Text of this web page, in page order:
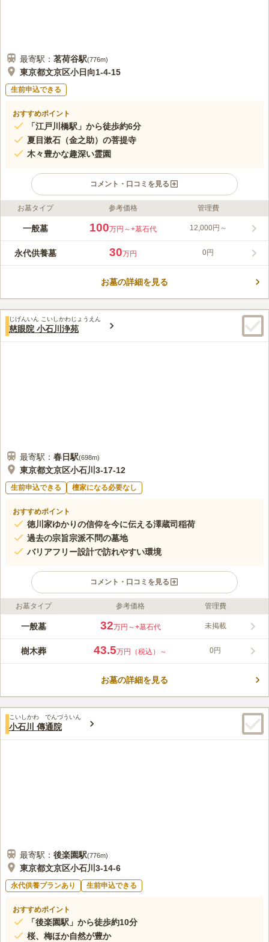
最寄駅： 茗荷谷駅(776m)
東京都文京区小日向1-4-15
生前申込できる
おすすめポイント
「江戸川橋駅」から徒歩約6分
夏目漱石（金之助）の菩提寺
木々豊かな趣深い霊園
コメント・口コミを見る
ライフドット編集部のコメント
東京メトロ有楽町線「江戸川橋駅」から歩いて6分ほどの場所に
ます。ハナモモ（花桃）の一品種で「紅白咲分けの桃」と呼ばれ
るように、一本の木から紅と白とピンクの花びらが一度に咲きま
心穏やかにお参りすることができます。
みんなの評価
4.0 口コミ2件
50代女性
江戸川橋駅からお寺に向かう途中、生花店が二ヶ所あります。コ
ンビニもありますが、お寺の中も広く、法事などで親族が集まっても仕出
し屋のお弁当など手配していただけるので、ゆっくり食事も休憩もできま
す。
お墓タイプ 参考価格 管理費
一般墓 100万円～+墓石代 12,000円～
永代供養墓 30万円 0円
お墓の詳細を見る
じげんいん こいしかわじょうえん
慈眼院 小石川浄苑
最寄駅： 春日駅(698m)
東京都文京区小石川3-17-12
生前申込できる 檀家になる必要なし
おすすめポイント
徳川家ゆかりの信仰を今に伝える澤蔵司稲荷
過去の宗旨宗派不問の墓地
バリアフリー設計で訪れやすい環境
コメント・口コミを見る
ライフドット編集部のコメント
慈眼院 澤蔵司稲荷は、元和六年（1620年）、徳川家の菩提寺・
の慈眼院を別当寺として祀られてきました。江戸時代には地域の
鎮守として、板橋・練馬方面の農業に携わる人々や日本橋・神田
います。慈眼院の寺院墓地は澤蔵司稲荷が墓守を務め、バリアフ
ます。葬儀・ご法要は浄土宗の作法に則り、近隣の光雲寺にて厳
かに執り行います。
この霊園はまだ誰からも評価されていません。
お墓タイプ 参考価格 管理費
一般墓 32万円～+墓石代 未掲載
樹木葬 43.5万円（税込）～ 0円
お墓の詳細を見る
こいしかわ でんづういん
小石川 傳通院
最寄駅： 後楽園駅(776m)
東京都文京区小石川3-14-6
永代供養プランあり 生前申込できる
おすすめポイント
「後楽園駅」から徒歩約10分
桜、梅ほか自然が豊か